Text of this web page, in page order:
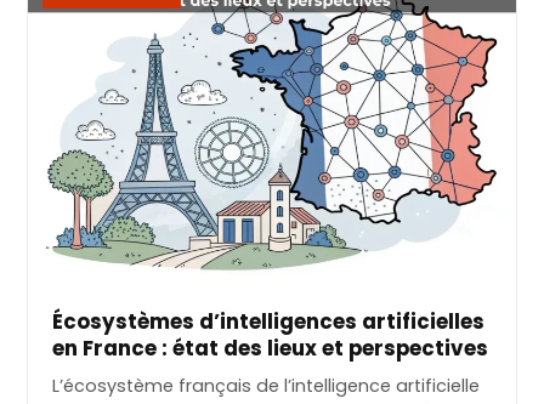
Écosystèmes d’intelligences artificielles
en France : état des lieux et perspectives
L’écosystème français de l’intelligence artificielle